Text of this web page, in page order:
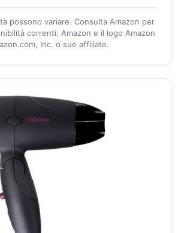
possono variare. Consulta Amazon per
correnti. Amazon e il logo Amazon
Inc. o sue affiliate.